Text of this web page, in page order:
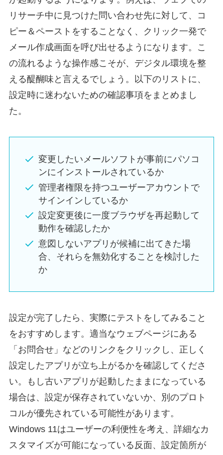
リサーチ中に見つけた問い合わせ先に対して、コ
ピー＆ペーストをすることなく、クリック一発で
メール作成画面を呼び出せるようになります。こ
の流れるような操作感こそが、デジタル環境を整
える醍醐味と言えるでしょう。以下のリストに、
設定時に迷わないための確認事項をまとめまし
た。
変更したいメールソフトが事前にパソコ
ンにインストールされているか
管理者権限を持つユーザーアカウントで
サインインしているか
設定変更後に一度ブラウザを再起動して
動作を確認したか
意図しないアプリが候補に出てきた場
合、それらを無効化することを検討した
か
設定が完了したら、実際にテストをしてみること
をおすすめします。適当なウェブページにある
「お問合せ」などのリンクをクリックし、正しく
設定したアプリが立ち上がるかを確認してくださ
い。もし古いアプリが起動したままになっている
場合は、設定が保存されていないか、別のプロト
コルが優先されている可能性があります。
Windows 11はユーザーの利便性を考え、詳細なカ
スタマイズが可能になっている反面、設定箇所が